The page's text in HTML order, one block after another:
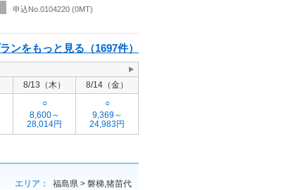
申込No.0104220 (0MT)
ンをもっと見る（1697件）
8/13（木）
8/14（金）
○
8,600～
28,014円
○
9,369～
24,983円
エリア： 福島県 > 磐梯,猪苗代